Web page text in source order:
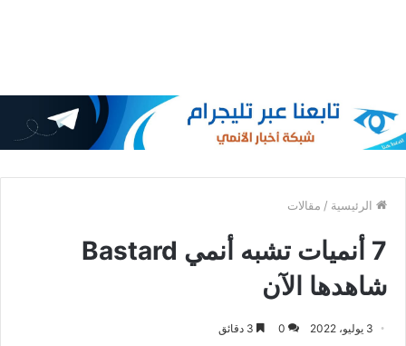
الرئيسية / مقالات
7 أنميات تشبه أنمي Bastard
شاهدها الآن
3 يوليو، 2022 0